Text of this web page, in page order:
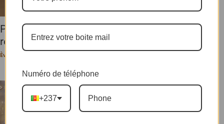
PEOPLE / SPORT : Hugues Fabrice Zango
retenu pour figurer sur...
Ève-Pérec N. BEHALAL
Numéro de téléphone
+237